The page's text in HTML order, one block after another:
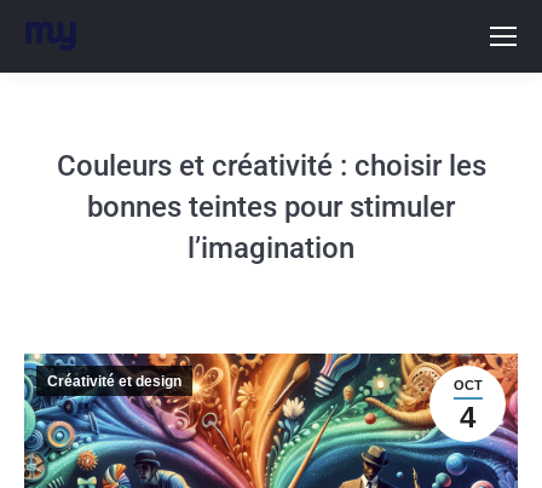
Couleurs et créativité : choisir les
bonnes teintes pour stimuler
l’imagination
OCT
4
Créativité et design